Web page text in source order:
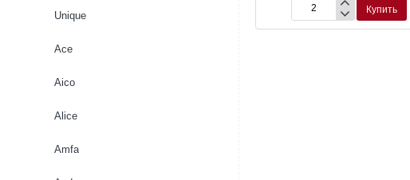
Unique
Ace
Aico
Alice
Amfa
Кашпо
Jolin
Купить